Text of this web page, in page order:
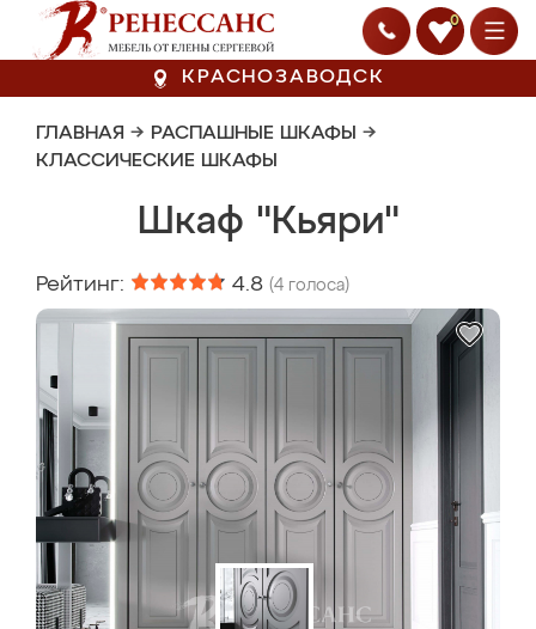
0
КРАСНОЗАВОДСК
ГЛАВНАЯ → РАСПАШНЫЕ ШКАФЫ →
КЛАССИЧЕСКИЕ ШКАФЫ
Шкаф "Кьяри"
Рейтинг: 4.8 (4 голоса)